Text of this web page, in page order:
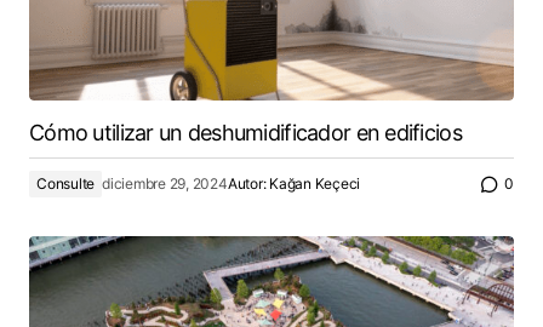
Cómo utilizar un deshumidificador en edificios
Consulte diciembre 29, 2024Autor: Kağan Keçeci 0